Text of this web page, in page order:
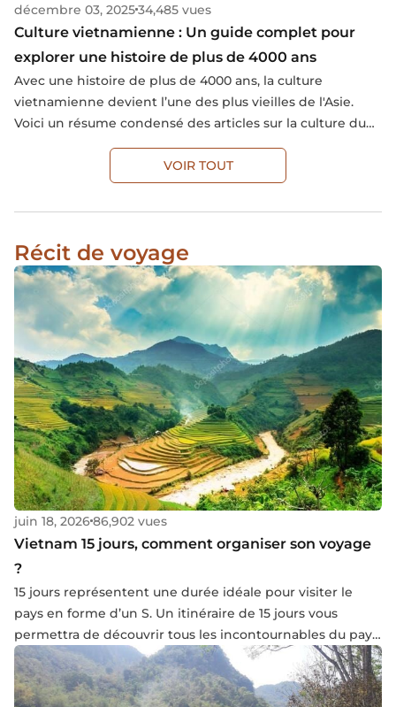
décembre 03, 202534,485 vues
Culture vietnamienne : Un guide complet pour
explorer une histoire de plus de 4000 ans
Avec une histoire de plus de 4000 ans, la culture
vietnamienne devient l’une des plus vieilles de l'Asie.
Voici un résume condensé des articles sur la culture du
VOIR TOUT
Récit de voyage
juin 18, 202686,902 vues
Vietnam 15 jours, comment organiser son voyage
?
15 jours représentent une durée idéale pour visiter le
pays en forme d’un S. Un itinéraire de 15 jours vous
permettra de découvrir tous les incontournables du pays
du nord au sud : la capitale d'hanoi, la merveilleuse baie
d'halong terrestre et maritime, la charmante vielle ville
de Hoi An, l'ex-ville de Saigon...